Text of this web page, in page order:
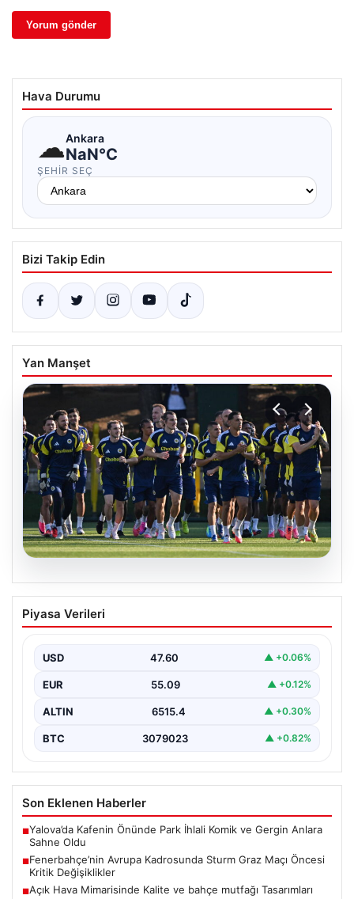
Hava Durumu
☁Ankara
NaN°C
ŞEHIR SEÇ
Bizi Takip Edin
Yan Manşet
Fenerbahçe’nin Avrupa Kadrosunda
Sturm Graz Maçı Öncesi Kritik
Fenerbahçe, UEFA Şampiyonlar Ligi 3. eleme turu ilk
Piyasa Verileri
USD 47.60 ▲ +0.06%
EUR 55.09 ▲ +0.12%
ALTIN 6515.4 ▲ +0.30%
BTC 3079023 ▲ +0.82%
Son Eklenen Haberler
■Yalova’da Kafenin Önünde Park İhlali Komik ve Gergin Anlara
Sahne Oldu
■Fenerbahçe’nin Avrupa Kadrosunda Sturm Graz Maçı Öncesi
Kritik Değişiklikler
■Açık Hava Mimarisinde Kalite ve bahçe mutfağı Tasarımları